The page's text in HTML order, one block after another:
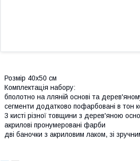
Розмір 40x50 см
Комплектація набору:
бполотно на лляній основі та
сегменти додатково пофарбовані в тон
3 кисті різної товщини з дерев'яною
акрилові пронумеровані фарби
дві баночки з акриловим лаком, зі